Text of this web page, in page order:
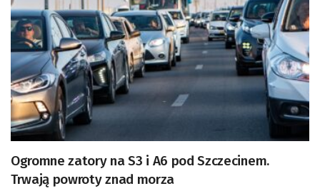
Ogromne zatory na S3 i A6 pod Szczecinem.
Trwają powroty znad morza